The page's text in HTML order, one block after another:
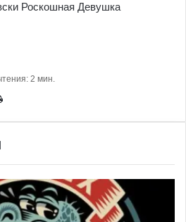
Роскошная Девушка
2 мин.
Печатать